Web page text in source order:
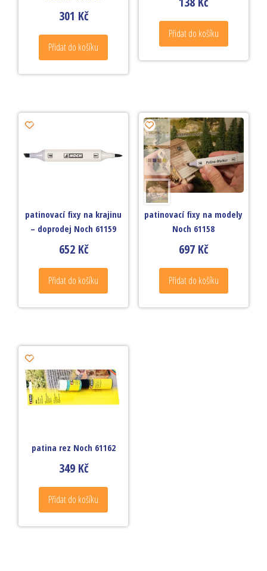
301 Kč
Přidat do košíku
Přidat do košíku
patinovací fixy na krajinu
– doprodej Noch 61159
652 Kč
Přidat do košíku
patinovací fixy na modely
Noch 61158
697 Kč
Přidat do košíku
patina rez Noch 61162
349 Kč
Přidat do košíku